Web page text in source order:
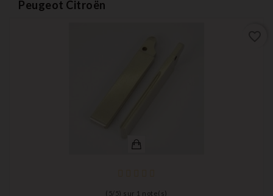
Peugeot Citroën
( 5/ 5) sur 1 note(s)